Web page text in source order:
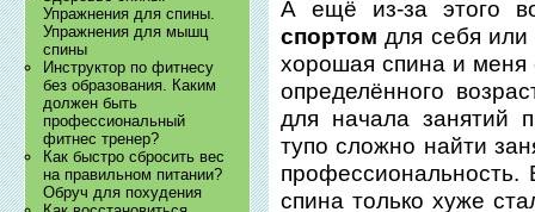
Упражнения для спины.
Упражнения для мышц
спины
Инструктор по фитнесу
без образования. Каким
должен быть
профессиональный
фитнес тренер?
Как быстро сбросить вес
на правильном питании?
Обруч для похудения
А ещё из-за этого
спортом для себя или
хорошая спина и меня
определённого
для начала занятий
тупо сложно найти
профессиональность.
спина только хуже